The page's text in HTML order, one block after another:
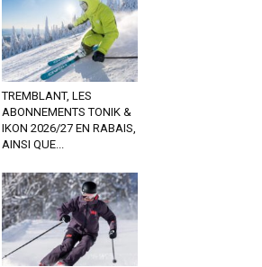
TREMBLANT, LES
ABONNEMENTS TONIK &
IKON 2026/27 EN RABAIS,
AINSI QUE...